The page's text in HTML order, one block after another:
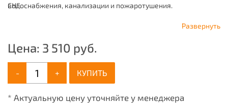
водоснабжения, канализации и пожаротушения.
СНГ.
Развернуть
Цена: 3 510 руб.
- + КУПИТЬ
* Актуальную цену уточняйте у менеджера